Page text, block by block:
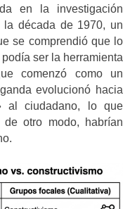
en la investigación
la década de 1970, un
se comprendió que lo
ser la herramienta
comenzó como un
evolucionó hacia
al ciudadano, lo que
de otro modo, habrían